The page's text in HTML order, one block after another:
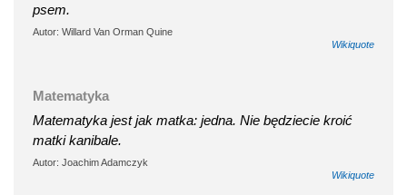
psem.
Autor: Willard Van Orman Quine
Wikiquote
Matematyka
Matematyka jest jak matka: jedna. Nie będziecie kroić
matki kanibale.
Autor: Joachim Adamczyk
Wikiquote